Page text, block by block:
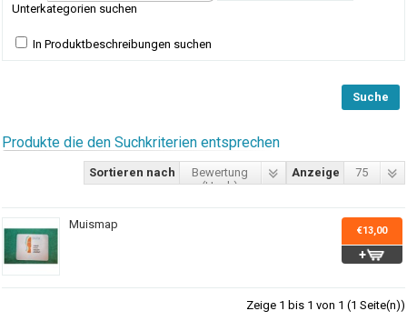
Unterkategorien suchen
In Produktbeschreibungen suchen
Produkte die den Suchkriterien entsprechen
Anzeige 75
Sortieren nach
Bewertung
(Hoch)
Muismap €13,00
Zeige 1 bis 1 von 1 (1 Seite(n))